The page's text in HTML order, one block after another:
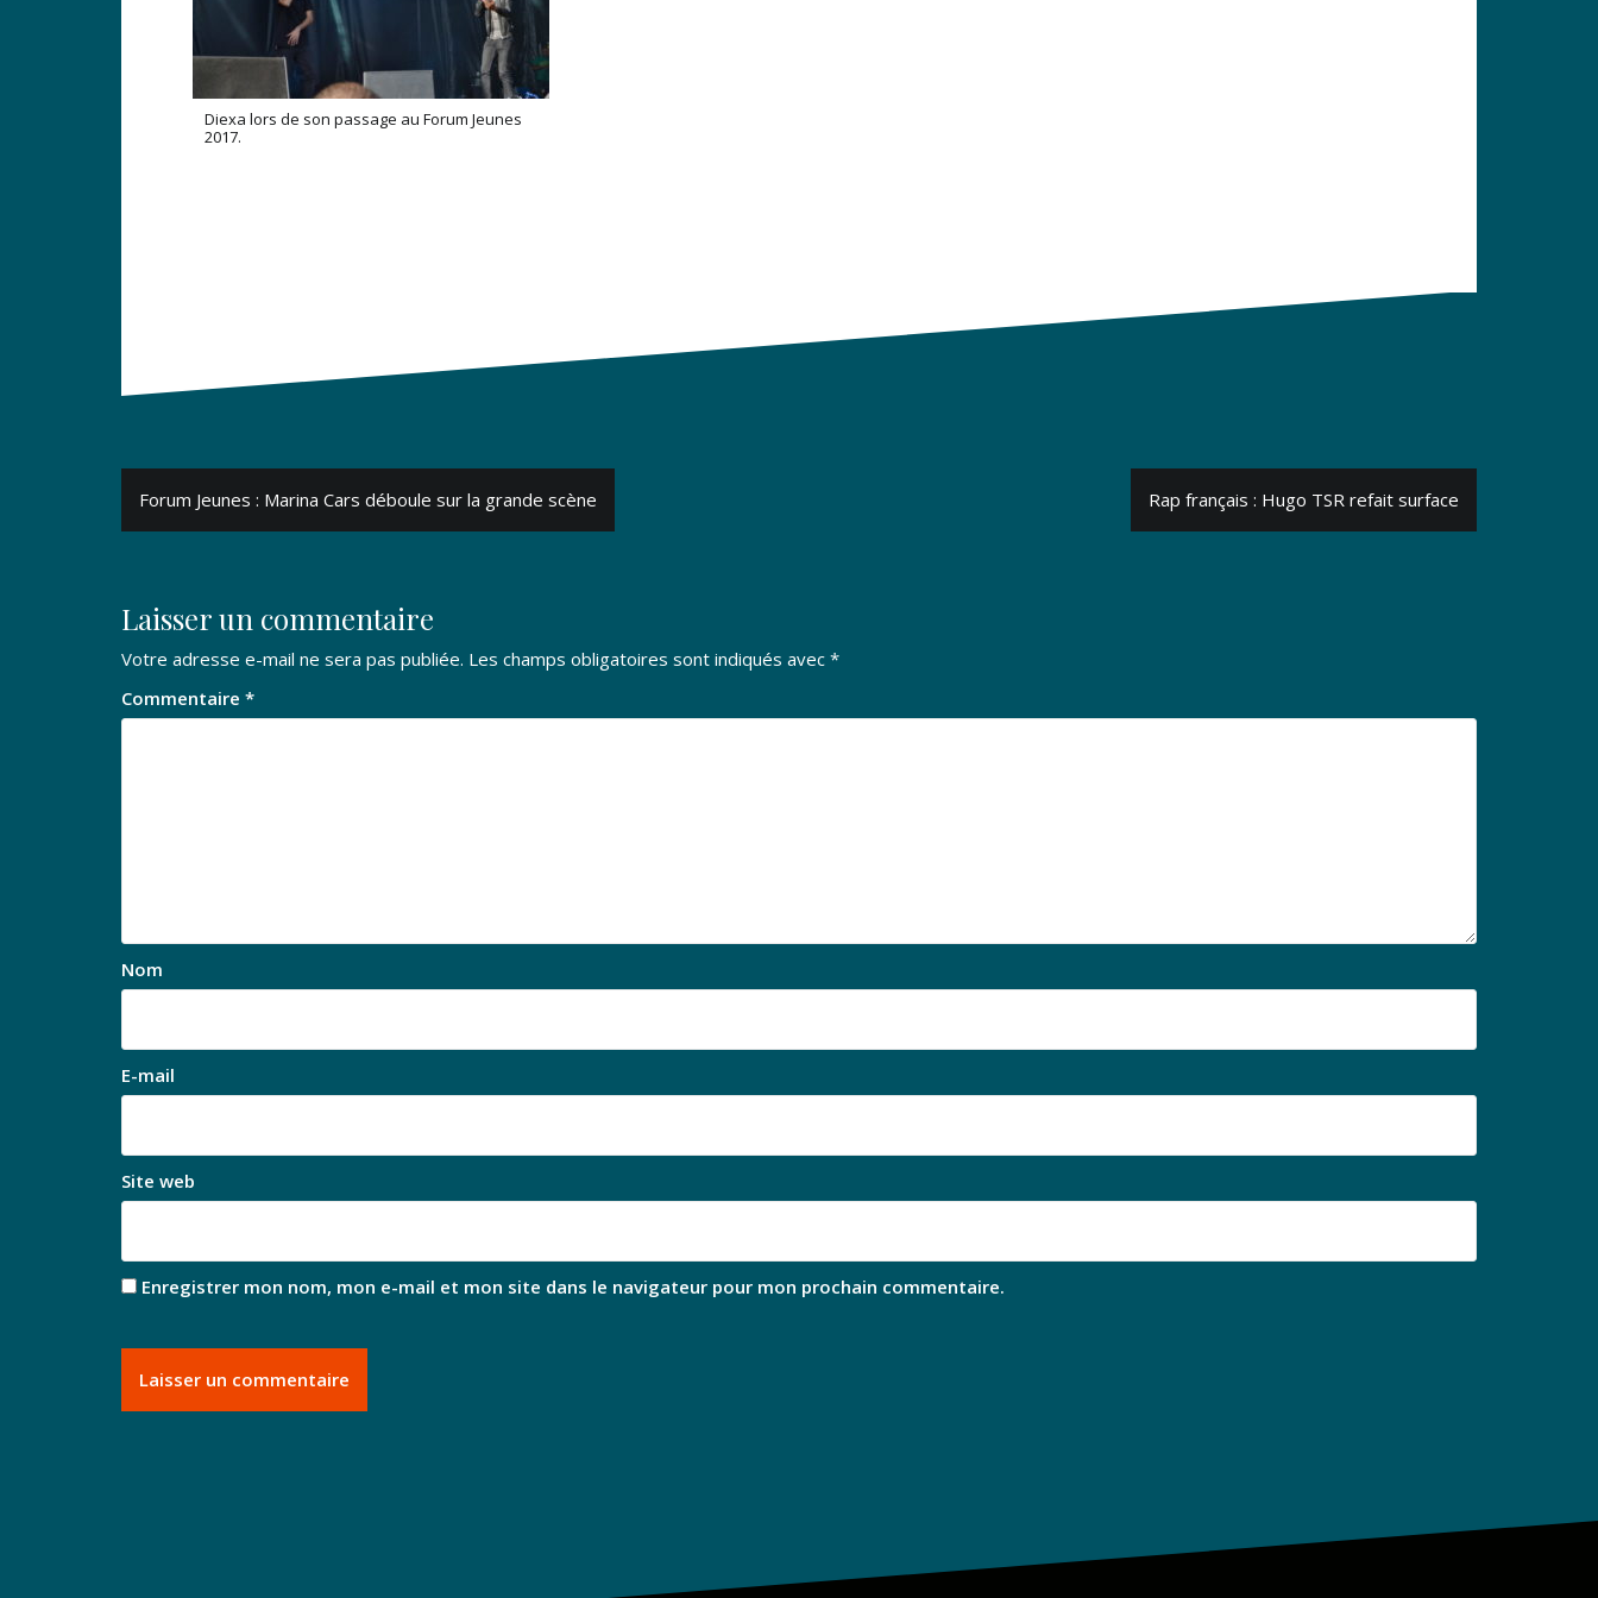
Diexa lors de son passage au Forum Jeunes
2017.
Navigation
de
Forum Jeunes : Marina Cars déboule sur la grande scène Rap français : Hugo TSR refait surface
Laisser un commentaire
Votre adresse e-mail ne sera pas publiée. Les champs obligatoires sont indiqués avec *
Commentaire *
Nom
E-mail
Site web
Enregistrer mon nom, mon e-mail et mon site dans le navigateur pour mon prochain commentaire.